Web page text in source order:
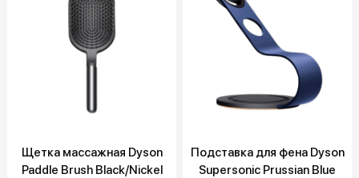
Щетка массажная Dyson
Paddle Brush Black/Nickel
Подставка для фена Dyson
Supersonic Prussian Blue